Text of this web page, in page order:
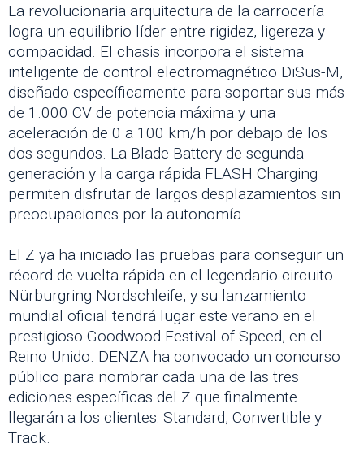
La revolucionaria arquitectura de la carrocería
logra un equilibrio líder entre rigidez, ligereza y
compacidad. El chasis incorpora el sistema
inteligente de control electromagnético DiSus-M,
diseñado específicamente para soportar sus más
de 1.000 CV de potencia máxima y ​​una
aceleración de 0 a 100 km/h por debajo de los
dos segundos. La Blade Battery de segunda
generación y la carga rápida FLASH Charging
permiten disfrutar de largos desplazamientos sin
preocupaciones por la autonomía.
El Z ya ha iniciado las pruebas para conseguir un
récord de vuelta rápida en el legendario circuito
Nürburgring Nordschleife, y su lanzamiento
mundial oficial tendrá lugar este verano en el
prestigioso Goodwood Festival of Speed, en el
Reino Unido. DENZA ha convocado un concurso
público para nombrar cada una de las tres
ediciones específicas del Z que finalmente
llegarán a los clientes: Standard, Convertible y
Track.